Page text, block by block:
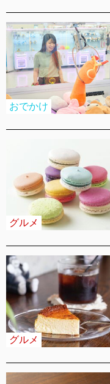
おでかけ
グルメ
グルメ